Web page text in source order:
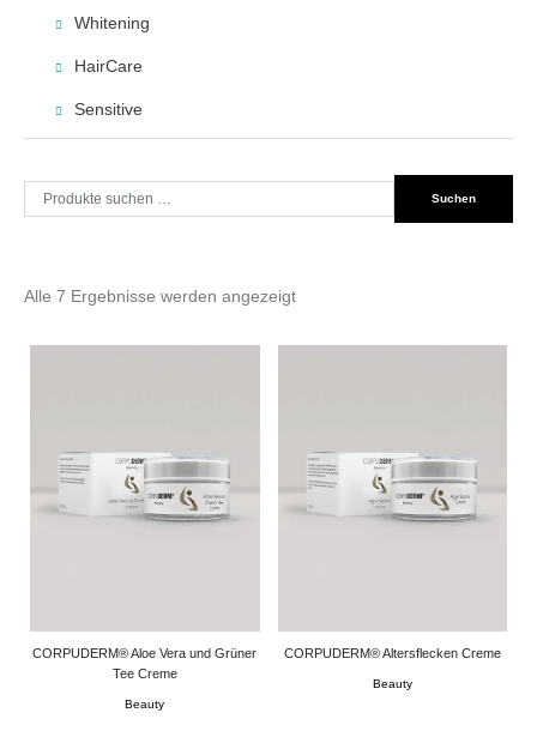
Alle 7 Ergebnisse werden angezeigt
CORPUDERM® Aloe Vera und Grüner
Tee Creme
Beauty
CORPUDERM® Altersflecken Creme
Beauty
Whitening
HairCare
Sensitive
Suche
nach:
Suchen